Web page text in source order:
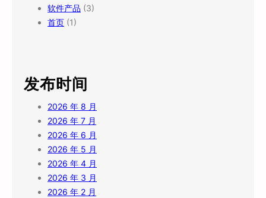
软件产品 (3)
首页 (1)
发布时间
2026 年 8 月
2026 年 7 月
2026 年 6 月
2026 年 5 月
2026 年 4 月
2026 年 3 月
2026 年 2 月